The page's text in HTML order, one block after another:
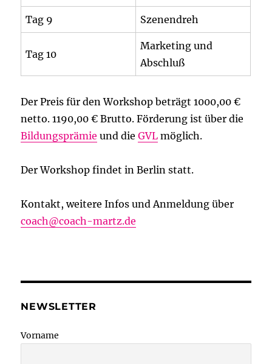
Tag 9 Szenendreh
Tag 10
Marketing und
Abschluß
Der Preis für den Workshop beträgt 1000,00 €
netto. 1190,00 € Brutto. Förderung ist über die
Bildungsprämie und dieGVL möglich.
Der Workshop findet in Berlin statt.
Kontakt, weitere Infos und Anmeldung über
coach@coach-martz.de
NEWSLETTER
Vorname